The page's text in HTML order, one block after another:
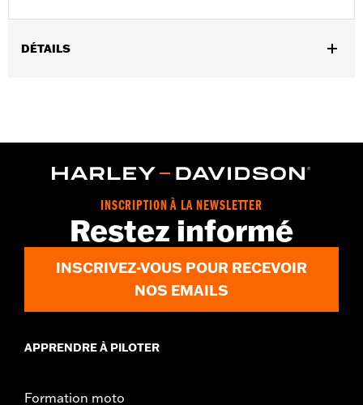
DÉTAILS
Dos extensible - Basique,Poignets ajustables,Tour de taille
ajustable
Fermeture éclair à double sens sur le devant,Poches
, , ,
Poches de protection
GARANTIE:Garantie limitée de 2 ans - Rendez-vous sur
d.com/warrantypour plus de détails
Jacket Style:Moto
INSCRIPTION À LA NEWSLETTER
Restez informé
INSCRIVEZ-VOUS POUR RECEVOIR
NOS EMAILS
APPRENDRE À PILOTER
Formation moto